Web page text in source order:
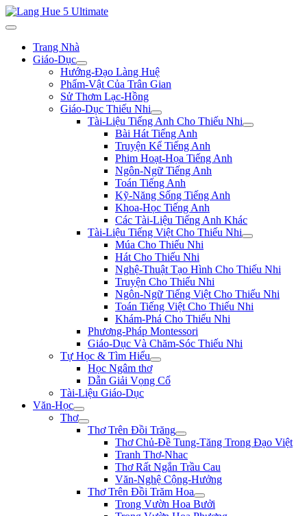
Trang Nhà
Giáo-Dục
Hướng-Đạo Làng Huệ
Phẩm-Vật Của Trân Gian
Sử Thơm Lạc-Hồng
Giáo-Dục Thiếu Nhi
Tài-Liệu Tiếng Anh Cho Thiếu Nhi
Bài Hát Tiếng Anh
Truyện Kể Tiếng Anh
Phim Hoạt-Họa Tiếng Anh
Ngôn-Ngữ Tiếng Anh
Toán Tiếng Anh
Kỹ-Năng Sống Tiếng Anh
Khoa-Học Tiếng Anh
Các Tài-Liệu Tiếng Anh Khác
Tài-Liệu Tiếng Việt Cho Thiếu Nhi
Múa Cho Thiếu Nhi
Hát Cho Thiếu Nhi
Nghệ-Thuật Tạo Hình Cho Thiếu Nhi
Truyện Cho Thiếu Nhi
Ngôn-Ngữ Tiếng Việt Cho Thiếu Nhi
Toán Tiếng Việt Cho Thiếu Nhi
Khám-Phá Cho Thiếu Nhi
Phương-Pháp Montessori
Giáo-Dục Và Chăm-Sóc Thiếu Nhi
Tự Học & Tìm Hiểu
Học Ngâm thơ
Dẫn Giải Vọng Cổ
Tài-Liệu Giáo-Dục
Văn-Học
Thơ
Thơ Trên Đồi Trăng
Thơ Chủ-Đề Tung-Tăng Trong Đạo Việt
Tranh Thơ-Nhac
Thơ Rất Ngắn Trầu Cau
Văn-Nghệ Cộng-Hưởng
Thơ Trên Đồi Trăm Hoa
Trong Vườn Hoa Bưởi